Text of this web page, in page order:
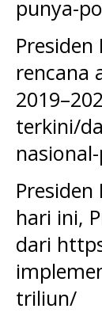
punya-
rencana
terkini/
hari ini,
dari
triliun/